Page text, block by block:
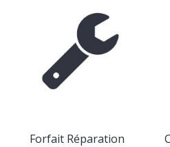
Forfait Réparation